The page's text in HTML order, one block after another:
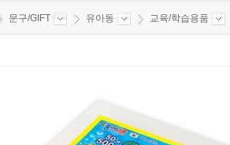
문구/GIFT 유아동 교육/학습용품